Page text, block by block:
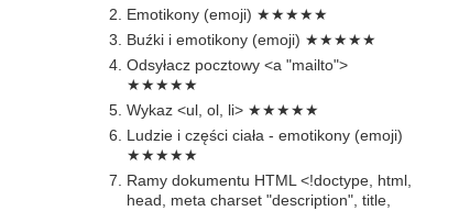
Emotikony (emoji) ★★★★★
Buźki i emotikony (emoji) ★★★★★
Odsyłacz pocztowy <a "mailto">
★★★★★
Wykaz <ul, ol, li> ★★★★★
Ludzie i części ciała - emotikony (emoji)
★★★★★
Ramy dokumentu HTML <!doctype, html,
head, meta charset "description", title,